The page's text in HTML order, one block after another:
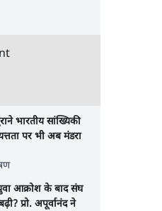
ने
भारतीय सांख्यिकी
पर भी अब मंडरा
आक्रोश के बाद संघ
प्रो. अपूर्वानंद ने